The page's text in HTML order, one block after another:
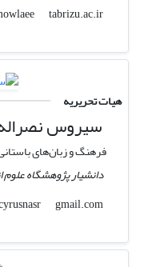
chmowlaee
tabrizu.ac.ir
هیات تحریریه
سیروس
فرهنگ و زبان‌های
دانشیار پژوهشگاه
cyrusnasr
gmail.com